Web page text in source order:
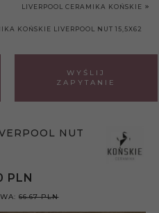
LIVERPOOL CERAMIKA KOŃSKIE
KOŃSKIE LIVERPOOL NUT 15,5X62
WYŚLIJ
ZAPYTANIE
NUT
PLN
66.67 PLN